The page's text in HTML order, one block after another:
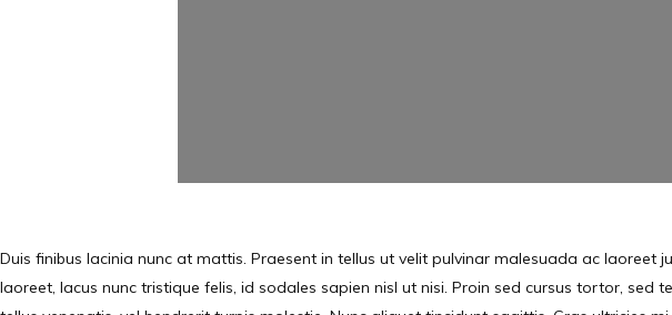
Duis finibus lacinia nunc at mattis. Praesent in tellus ut velit pulvinar malesuada ac
laoreet, lacus nunc tristique felis, id sodales sapien nisl ut nisi. Proin sed cursus tortor,